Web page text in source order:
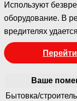
Используют
оборудование. В
вредителях
Ваше
Бытовка/